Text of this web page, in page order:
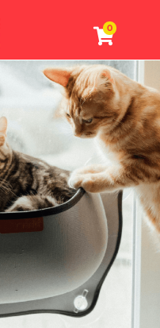
0